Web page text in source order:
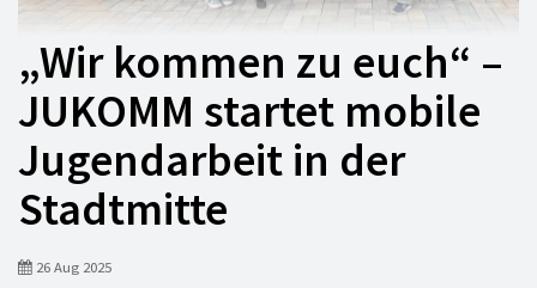
„Wir kommen zu euch“ –
JUKOMM startet mobile
Jugendarbeit in der
Stadtmitte
26 Aug 2025